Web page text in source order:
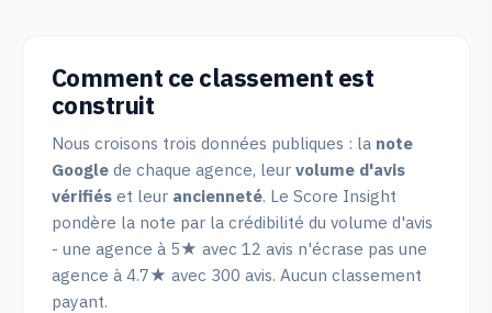
Comment ce classement est
construit
Nous croisons trois données publiques : la note
Googlede chaque agence, leur volume d'avis
vérifiéset leur ancienneté. Le Score Insight
pondère la note par la crédibilité du volume d'avis
- une agence à 5★ avec 12 avis n'écrase pas une
agence à 4.7★ avec 300 avis. Aucun classement
payant.